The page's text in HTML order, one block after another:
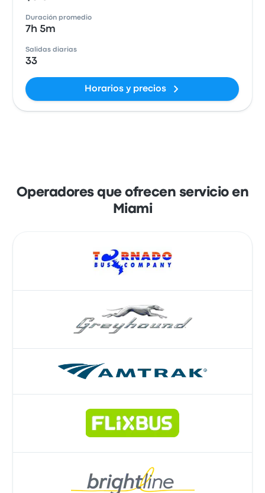
Duración promedio
7h 5m
Salidas diarias
33
Horarios y precios
Operadores que ofrecen servicio en
Miami